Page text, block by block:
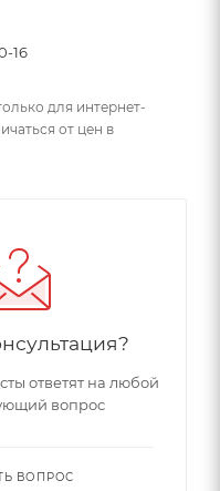
16
для интернет-
от цен в
ответят на любой
вопрос
ВОПРОС